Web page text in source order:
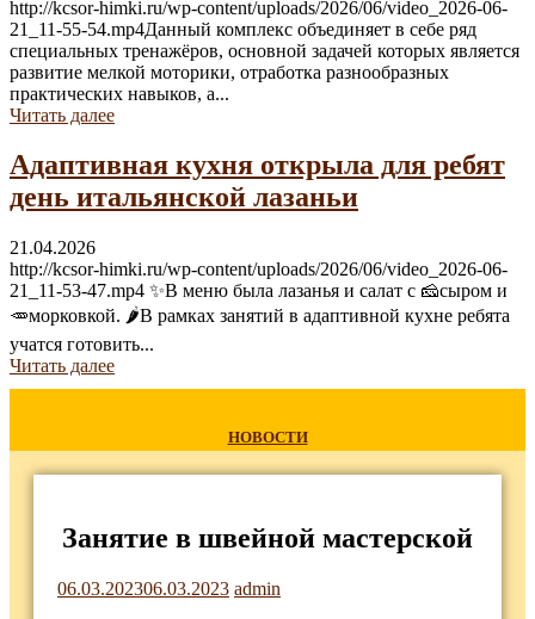
http://kcsor-himki.ru/wp-content/uploads/2026/06/video_2026-06-
21_11-55-54.mp4Данный комплекс объединяет в себе ряд
специальных тренажёров, основной задачей которых является
развитие мелкой моторики, отработка разнообразных
практических навыков, а...
Читать далее
Адаптивная кухня открыла для ребят
день итальянской лазаньи
21.04.2026
http://kcsor-himki.ru/wp-content/uploads/2026/06/video_2026-06-
21_11-53-47.mp4 ✨В меню была лазанья и салат с 🧀сыром и
🥕морковкой. 🌶В рамках занятий в адаптивной кухне ребята
учатся готовить...
Читать далее
НОВОСТИ
Занятие в швейной мастерской
06.03.202306.03.2023 admin